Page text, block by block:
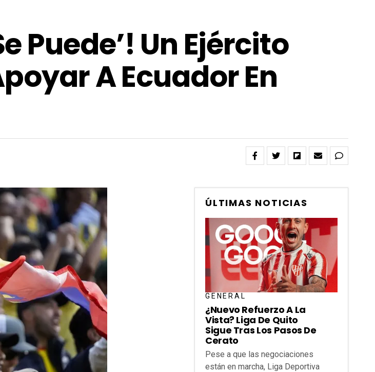
Puede’! Un Ejército
A Ecuador En
ÚLTIMAS NOTICIAS
GENERAL
¿Nuevo Refuerzo A La
Vista? Liga De Quito
Sigue Tras Los Pasos De
Cerato
Pese a que las negociaciones
están en marcha, Liga Deportiva